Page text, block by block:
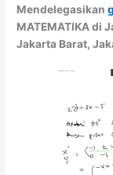
Mendelegasikan
MATEMATIKA di
Jakarta Barat,